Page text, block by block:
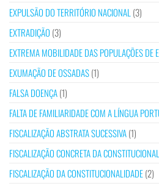
EXPULSÃO DO TERRITÓRIO NACIONAL (3)
EXTRADIÇÃO (3)
EXTREMA MOBILIDADE DAS POPULAÇÕES DE
EXUMAÇÃO DE OSSADAS(1)
FALSA DOENÇA(1)
FALTA DE FAMILIARIDADE COM A LÍNGUA
FISCALIZAÇÃO ABSTRATA SUCESSIVA(1)
FISCALIZAÇÃO CONCRETA DA
FISCALIZAÇÃO DA CONSTITUCIONALIDADE(2)